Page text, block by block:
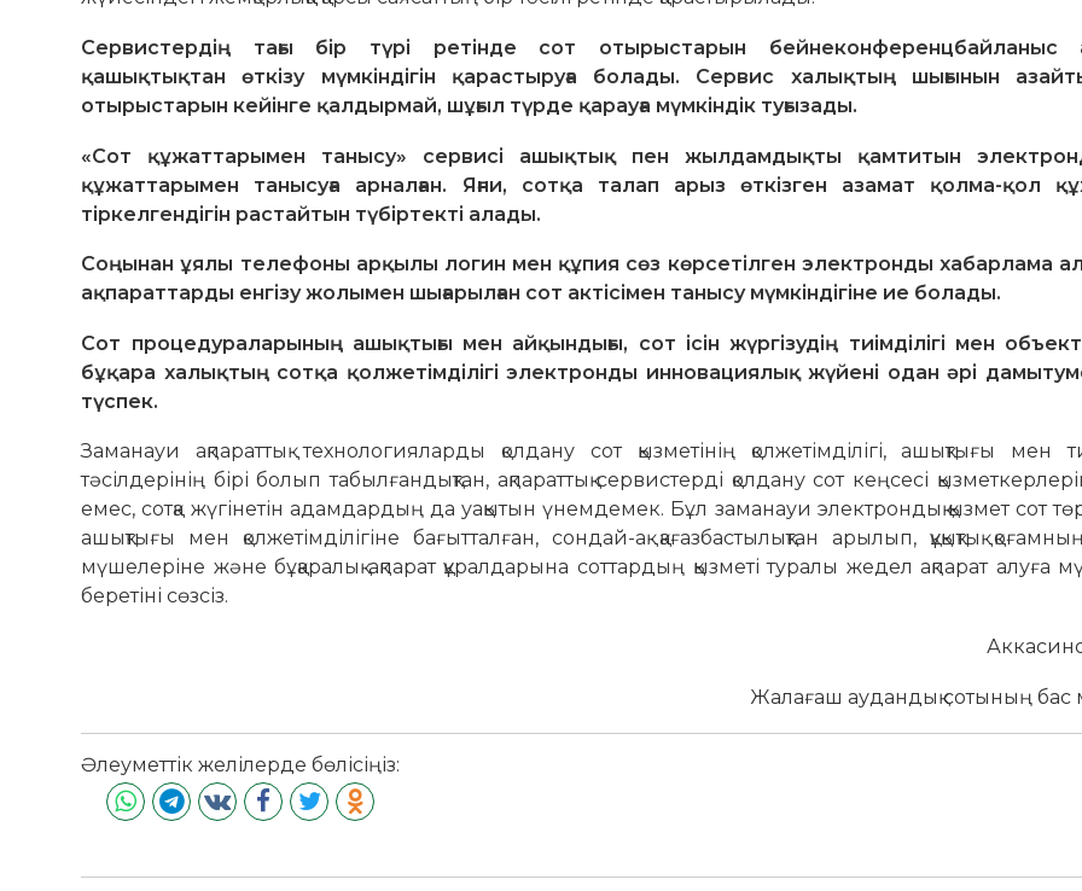
Сервистердің тағы бір түрі ретінде сот отырыстарын бейнеконференцбайланыс
қашықтықтан өткізу мүмкіндігін қарастыруға болады. Сервис халықтың шығынын
отырыстарын кейінге қалдырмай, шұғыл түрде қарауға мүмкіндік туғызады.
«Сот құжаттарымен танысу» сервисі ашықтық пен жылдамдықты қамтитын
құжаттарымен танысуға арналған. Яғни, сотқа талап арыз өткізген азамат қолма-қол
тіркелгендігін растайтын түбіртекті алады.
Соңынан ұялы телефоны арқылы логин мен құпия сөз көрсетілген электронды хабарлама
ақпараттарды енгізу жолымен шығарылған сот актісімен танысу мүмкіндігіне ие болады.
Сот процедураларының ашықтығы мен айқындығы, сот ісін жүргізудің тиімділігі мен
бұқара халықтың сотқа қолжетімділігі электронды инновациялық жүйені одан әрі
түспек.
Заманауи ақпараттық технологияларды қолдану сот қызметінің қолжетімділігі, ашықтығы мен
тәсілдерінің бірі болып табылғандықтан, ақпараттық сервистерді қолдану сот кеңсесі
емес, сотқа жүгінетін адамдардың да уақытын үнемдемек. Бұл заманауи электрондық қызмет сот
ашықтығы мен қолжетімділігіне бағытталған, сондай-ақ қағазбастылықтан арылып, құқықтық
мүшелеріне және бұқаралық ақпарат құралдарына соттардың қызметі туралы жедел ақпарат алуға
беретіні сөзсіз.
Аккасинов
Жалағаш аудандық сотының бас
Әлеуметтік желілерде бөлісіңіз: